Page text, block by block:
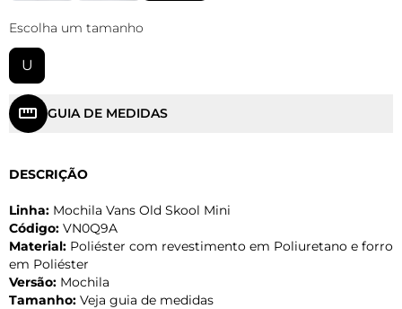
Escolha um tamanho
U
GUIA DE MEDIDAS
DESCRIÇÃO
Linha: Mochila Vans Old Skool Mini
Código: VN0Q9A
Material: Poliéster com revestimento em Poliuretano e forro
em Poliéster
Versão: Mochila
Tamanho: Veja guia de medidas